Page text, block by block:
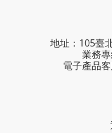
地址：105臺
業務專
電子產品